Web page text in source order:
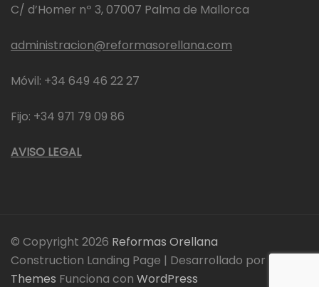
C/ d’Homer nº 3, 07007 Palma de Mallorca
administracion@reformasorellana.com
Móvil: +34 649 46 22 27
Fijo: +34 971 79 09 86
AVISO LEGAL
© Copyright 2026 Reformas Orellana
Construction Landing Page | Desarrollado por Rara
Themes Funciona con WordPress